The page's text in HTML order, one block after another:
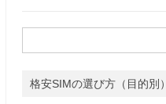
索:
格安SIMの選び方（目的別）